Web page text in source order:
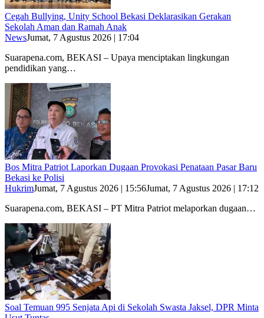
Cegah Bullying, Unity School Bekasi Deklarasikan Gerakan
Sekolah Aman dan Ramah Anak
NewsJumat, 7 Agustus 2026 | 17:04
Suarapena.com, BEKASI – Upaya menciptakan lingkungan
pendidikan yang…
Bos Mitra Patriot Laporkan Dugaan Provokasi Penataan Pasar Baru
Bekasi ke Polisi
HukrimJumat, 7 Agustus 2026 | 15:56Jumat, 7 Agustus 2026 | 17:12
Suarapena.com, BEKASI – PT Mitra Patriot melaporkan dugaan…
Soal Temuan 995 Senjata Api di Sekolah Swasta Jaksel, DPR Minta